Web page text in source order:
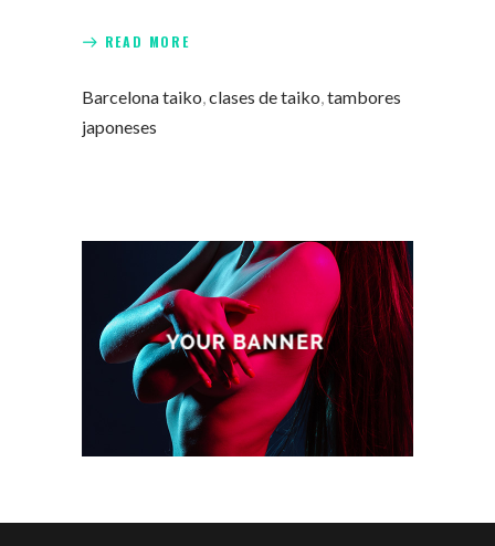
READ MORE
Barcelona taiko,clases de taiko,tambores
japoneses